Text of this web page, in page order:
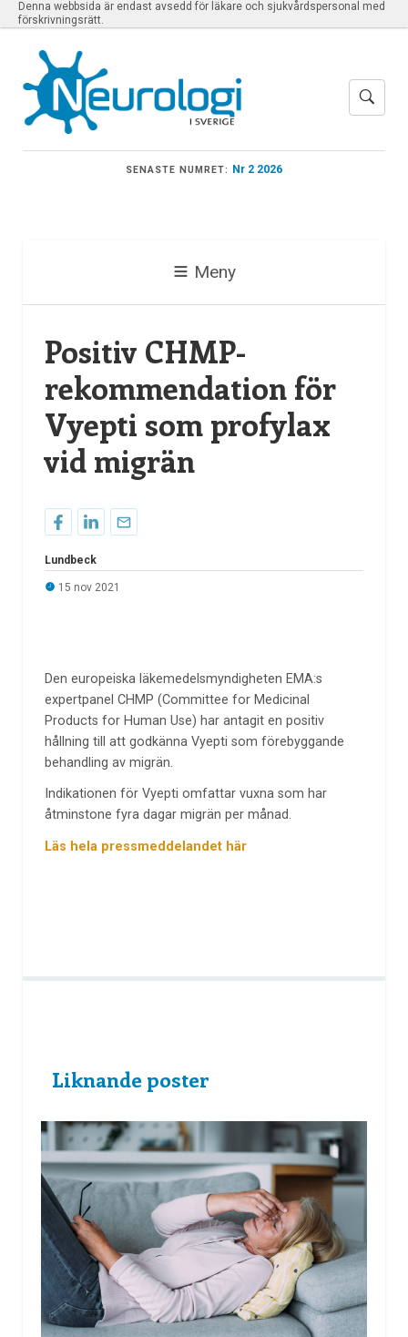
Denna webbsida är endast avsedd för läkare och sjukvårdspersonal med
förskrivningsrätt.
SENASTE NUMRET: Nr 2 2026
Meny
Positiv CHMP-
rekommendation för
Vyepti som profylax
vid migrän
Lundbeck
15 nov 2021
Den europeiska läkemedelsmyndigheten EMA:s
expertpanel CHMP (Committee for Medicinal
Products for Human Use) har antagit en positiv
hållning till att godkänna Vyepti som förebyggande
behandling av migrän.
Indikationen för Vyepti omfattar vuxna som har
åtminstone fyra dagar migrän per månad.
Läs hela pressmeddelandet här
Liknande poster